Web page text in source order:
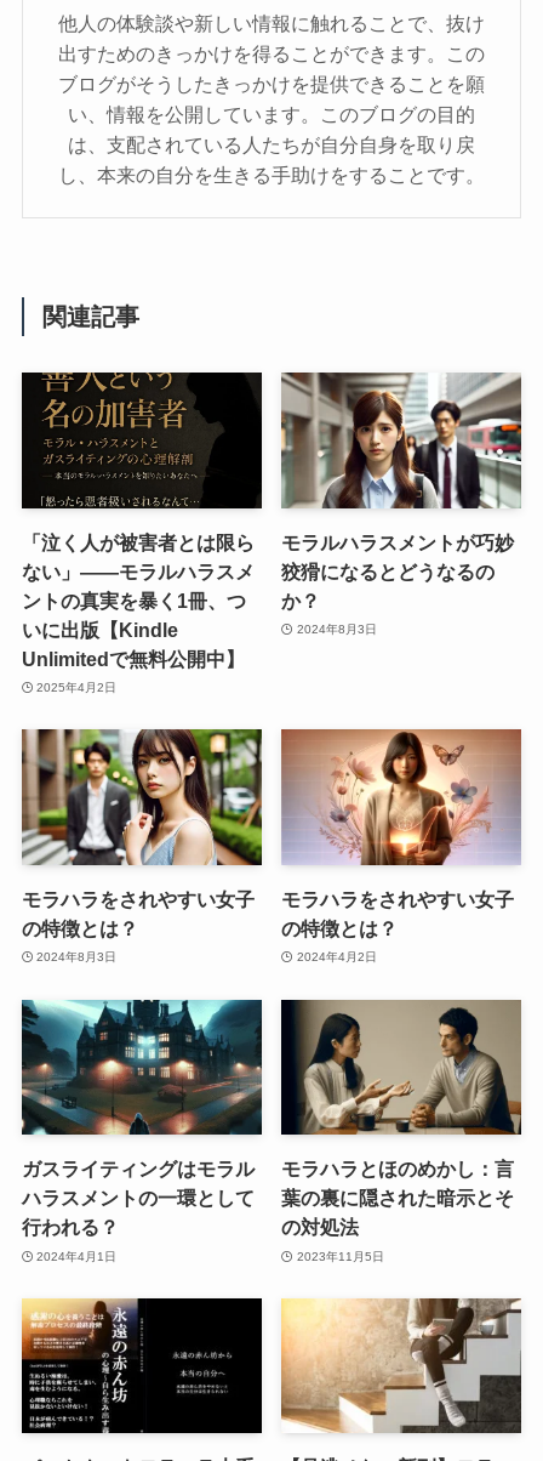
他人の体験談や新しい情報に触れることで、抜け
出すためのきっかけを得ることができます。この
ブログがそうしたきっかけを提供できることを願
い、情報を公開しています。このブログの目的
は、支配されている人たちが自分自身を取り戻
し、本来の自分を生きる手助けをすることです。
関連記事
「泣く人が被害者とは限ら
ない」――モラルハラスメ
ントの真実を暴く1冊、つ
いに出版【Kindle
Unlimitedで無料公開中】
2025年4月2日
モラルハラスメントが巧妙
狡猾になるとどうなるの
か？
2024年8月3日
モラハラをされやすい女子
の特徴とは？
2024年8月3日
モラハラをされやすい女子
の特徴とは？
2024年4月2日
ガスライティングはモラル
ハラスメントの一環として
行われる？
2024年4月1日
モラハラとほのめかし：言
葉の裏に隠された暗示とそ
の対処法
2023年11月5日